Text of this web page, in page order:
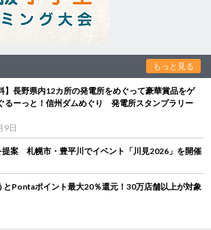
もっと見る
】長野県内12カ所の発電所をめぐって豪華賞品をゲ
るーっと！信州ダムめぐり 発電所スタンプラリー
9日
提案 札幌市・豊平川でイベント「川見2026」を開催
とPontaポイント最大20％還元！30万店舗以上が対象